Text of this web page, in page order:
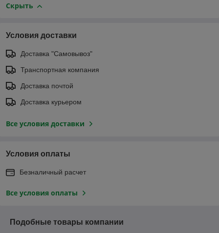
Скрыть
Условия доставки
Доставка "Самовывоз"
Транспортная компания
Доставка почтой
Доставка курьером
Все условия доставки
Условия оплаты
Безналичный расчет
Все условия оплаты
Подобные товары компании